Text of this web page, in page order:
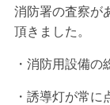
消防署の査察が
頂きました。
・消防用設備
・誘導灯が常に